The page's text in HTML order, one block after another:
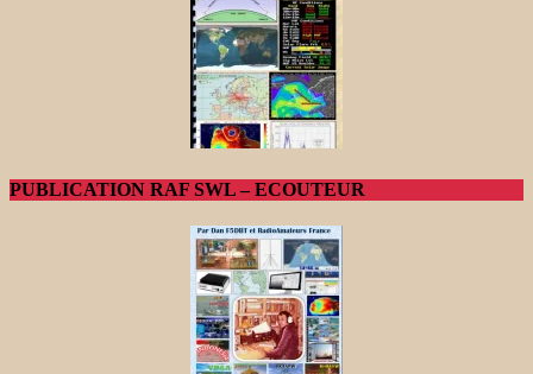
PUBLICATION RAF SWL – ECOUTEUR